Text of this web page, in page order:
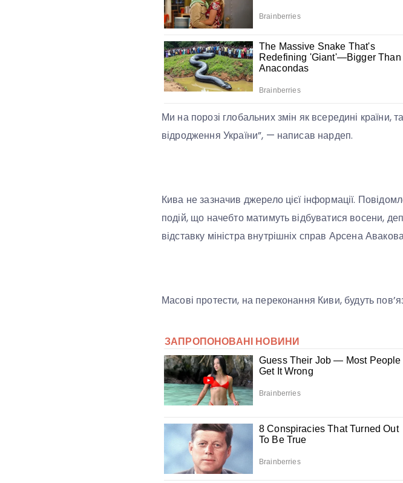
Ми на порозі глобальних змін як всередині країни,
відродження України”, — написав нардеп.
Кива не зазначив джерело цієї інформації.
подій, що начебто матимуть відбуватися восени,
відставку міністра внутрішніх справ Арсена
Масові протести, на переконання Киви, будуть